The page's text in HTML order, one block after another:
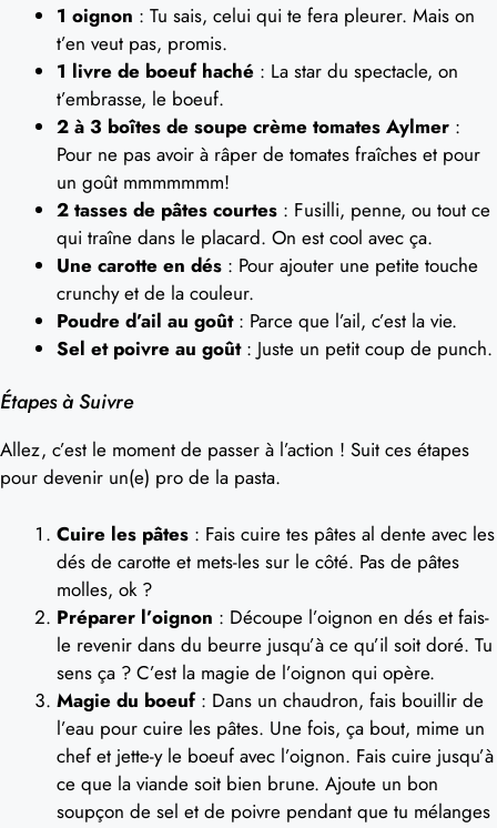
1 oignon : Tu sais, celui qui te fera pleurer. Mais on
t’en veut pas, promis.
1 livre de boeuf haché : La star du spectacle, on
t’embrasse, le boeuf.
2 à 3 boîtes de soupe crème tomates Aylmer :
Pour ne pas avoir à râper de tomates fraîches et pour
un goût mmmmmmm!
2 tasses de pâtes courtes : Fusilli, penne, ou tout ce
qui traîne dans le placard. On est cool avec ça.
Une carotte en dés : Pour ajouter une petite touche
crunchy et de la couleur.
Poudre d’ail au goût: Parce que l’ail, c’est la vie.
Sel et poivre au goût: Juste un petit coup de punch.
Étapes à Suivre
Allez, c’est le moment de passer à l’action ! Suit ces étapes
pour devenir un(e) pro de la pasta.
Cuire les pâtes : Fais cuire tes pâtes al dente avec les
dés de carotte et mets-les sur le côté. Pas de pâtes
molles, ok ?
Préparer l’oignon : Découpe l’oignon en dés et fais-
le revenir dans du beurre jusqu’à ce qu’il soit doré. Tu
sens ça ? C’est la magie de l’oignon qui opère.
Magie du boeuf: Dans un chaudron, fais bouillir de
l’eau pour cuire les pâtes. Une fois, ça bout, mime un
chef et jette-y le boeuf avec l’oignon. Fais cuire jusqu’à
ce que la viande soit bien brune. Ajoute un bon
soupçon de sel et de poivre pendant que tu mélanges